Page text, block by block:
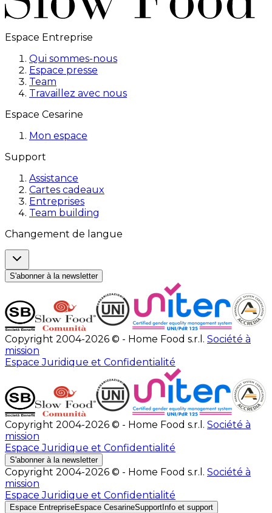
Espace Entreprise
Qui sommes-nous
Espace presse
Team
Travaillez avec nous
Espace Cesarine
Mon espace
Support
Assistance
Cartes cadeaux
Entreprises
Team building
Changement de langue
S'abonner à la newsletter
Copyright 2004-2026 © - Home Food s.r.l. Société à
mission
Espace Juridique et Confidentialité
Copyright 2004-2026 © - Home Food s.r.l. Société à
mission
Espace Juridique et Confidentialité
S'abonner à la newsletter
Copyright 2004-2026 © - Home Food s.r.l. Société à
mission
Espace Juridique et Confidentialité
Espace EntrepriseEspace CesarineSupport Info et support